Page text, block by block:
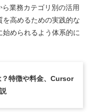
業務カテゴリ別の活用
高めるための実践的な
められるよう体系的に
特徴や料金、Cursor